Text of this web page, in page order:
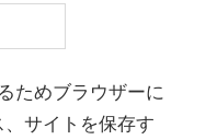
ためブラウザーに
サイトを保存す